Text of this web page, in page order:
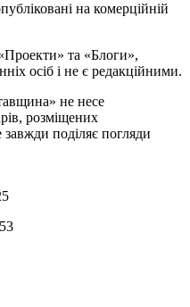
на комерційній
та «Блоги»,
осіб і не є редакційними.
не несе
розміщених
завжди поділяє погляди